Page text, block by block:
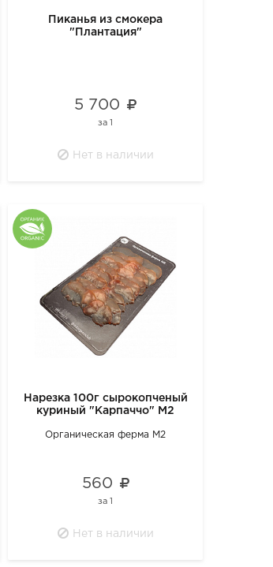
Пиканья из смокера
"Плантация"
5 700
за1
Нет в наличии
Нарезка 100г сырокопченый
куриный "Карпаччо" М2
Органическая ферма М2
560
за1
Нет в наличии